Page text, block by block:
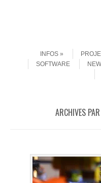
INFOS
SOFTWARE
ARCHIVES